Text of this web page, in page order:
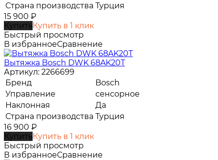
Страна производства Турция
15 900 ₽
КупитьКупить в 1 клик
Быстрый просмотр
В избранноеСравнение
Вытяжка Bosch DWK 68AK20T
Артикул: 2266699
Бренд
Bosch
Управление
сенсорное
Наклонная
Да
Страна производства Турция
16 900 ₽
КупитьКупить в 1 клик
Быстрый просмотр
В избранноеСравнение